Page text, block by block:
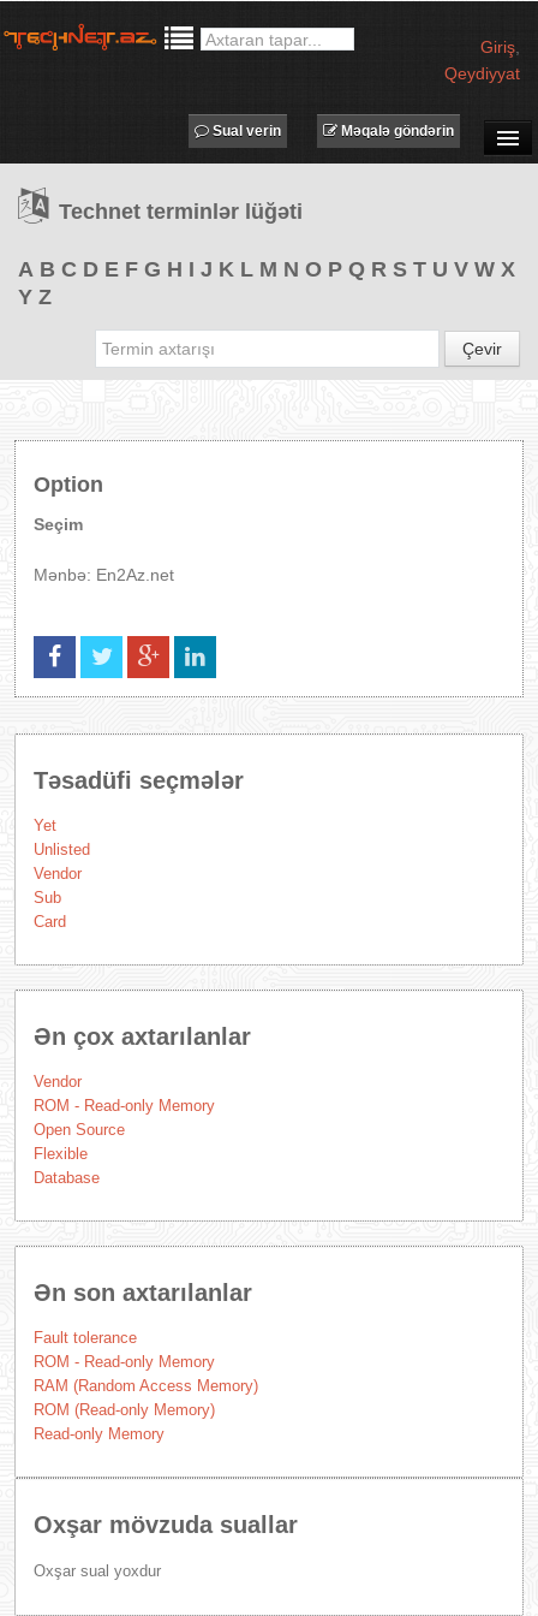
Giriş
Qeydiyyat
TƏDBİRLƏR
PROQRAMLAR
Məqalə göndərin
Sual verin
Technet terminlər lüğəti
A B C D E F G H I J K L M N O P Q R S T U V W X
Y Z
Çevir
Option
Seçim
Mənbə: En2Az.net
Təsadüfi seçmələr
Yet
Unlisted
Vendor
Sub
Card
Ən çox axtarılanlar
Vendor
ROM - Read-only Memory
Open Source
Flexible
Database
Ən son axtarılanlar
Fault tolerance
ROM - Read-only Memory
RAM (Random Access Memory)
ROM (Read-only Memory)
Read-only Memory
Oxşar mövzuda suallar
Oxşar sual yoxdur